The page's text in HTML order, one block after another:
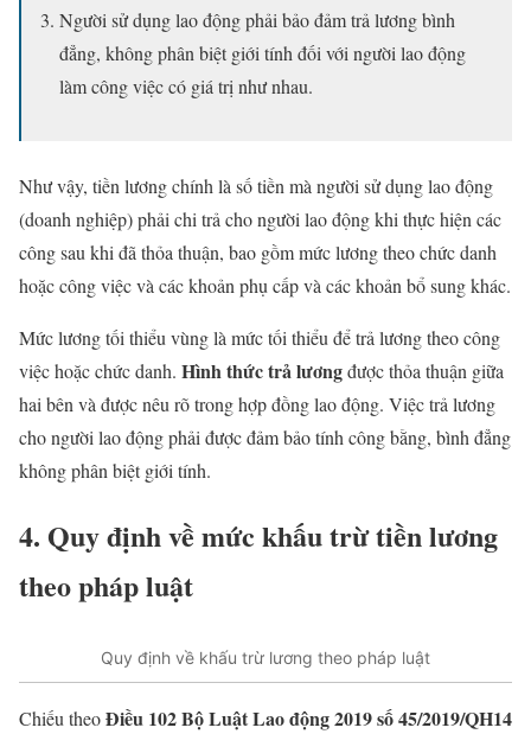
Người sử dụng lao động phải bảo đảm trả lương bình
đẳng, không phân biệt giới tính đối với người lao động
làm công việc có giá trị như nhau.
Như vậy, tiền lương chính là số tiền mà người sử dụng lao động
(doanh nghiệp) phải chi trả cho người lao động khi thực hiện các
công sau khi đã thỏa thuận, bao gồm mức lương theo chức danh
hoặc công việc và các khoản phụ cấp và các khoản bổ sung khác.
Mức lương tối thiểu vùng là mức tối thiểu để trả lương theo công
việc hoặc chức danh. Hình thức trả lươngđược thỏa thuận giữa
hai bên và được nêu rõ trong hợp đồng lao động. Việc trả lương
cho người lao động phải được đảm bảo tính công bằng, bình đẳng
không phân biệt giới tính.
4. Quy định về mức khấu trừ tiền lương
theo pháp luật
Quy định về khấu trừ lương theo pháp luật
Chiếu theoĐiều 102 Bộ Luật Lao động 2019 số 45/2019/QH14